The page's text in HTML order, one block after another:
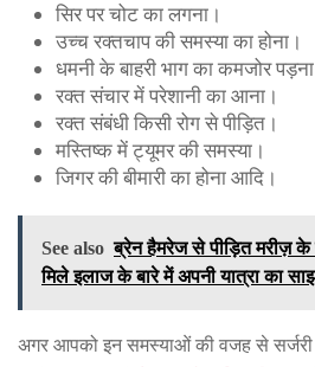
सिर पर चोट का लगना।
उच्च रक्तचाप की समस्या का होना।
धमनी के बाहरी भाग का कमजोर
रक्त संचार में परेशानी का आना।
रक्त संबंधी किसी रोग से पीड़ित।
मस्तिष्क में ट्यूमर की समस्या।
जिगर की बीमारी का होना आदि।
See also ब्रेन हैमरेज से पीड़ित मरीज़
मिले इलाज के बारे में अपनी यात्रा का
अगर आपको इन समस्याओं की वजह से